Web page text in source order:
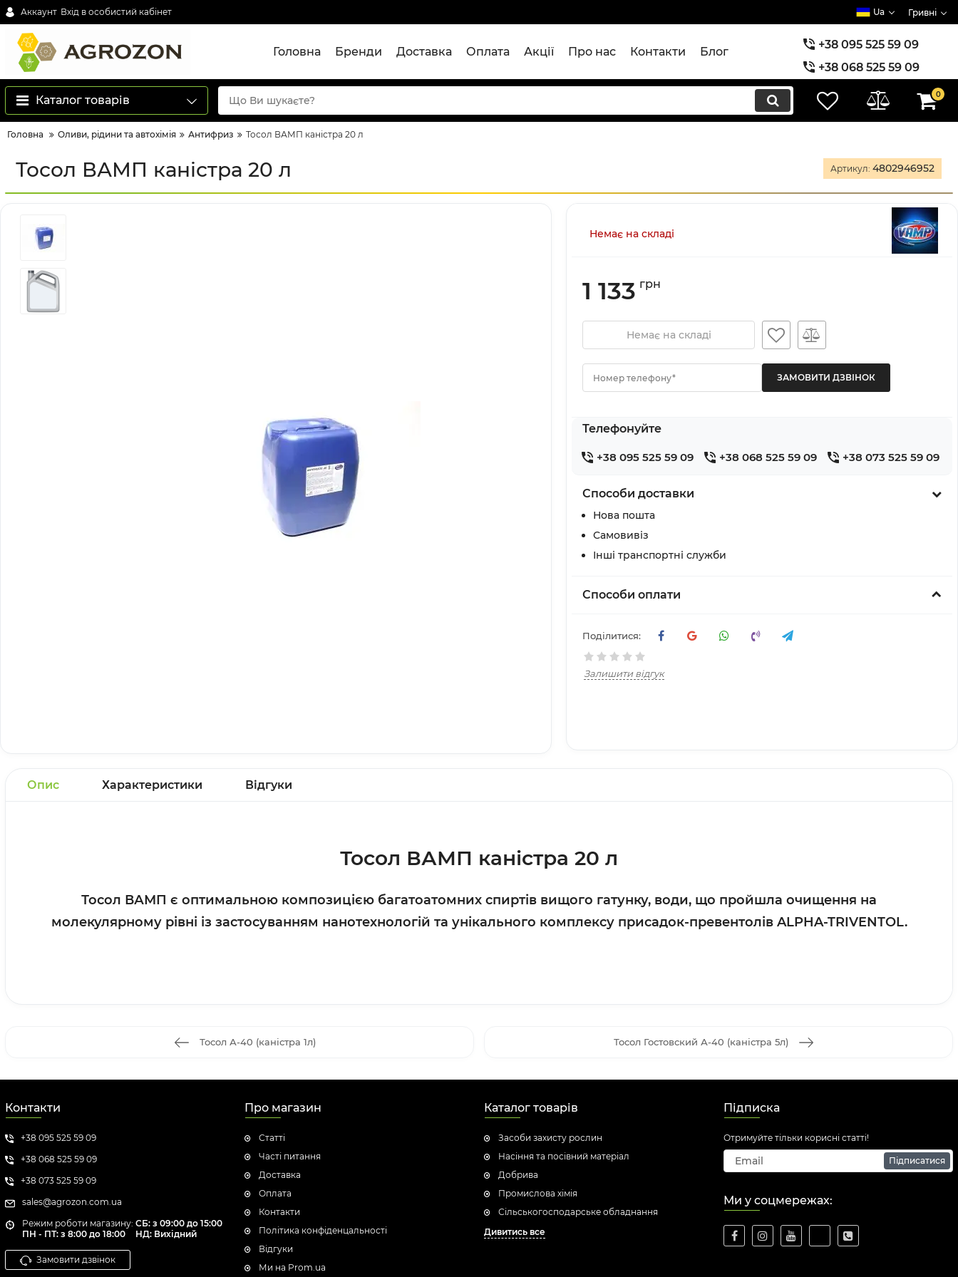
Аккаунт Вхід в особистий кабінет Ua Гривні
Головна Бренди Доставка Оплата Акції Про нас Контакти Блог
+38 095 525 59 09
+38 068 525 59 09
+38 073 525 59 09
Каталог товарів 0
Головна Оливи, рідини та автохімія Антифриз Тосол ВАМП каністра 20 л
Тосол ВАМП каністра 20 л Артикул: 4802946952
Немає на складі
1 133 грн
Немає на складі
Номер телефону*
Телефонуйте
+38 095 525 59 09 +38 068 525 59 09 +38 073 525 59 09
Способи доставки
Нова пошта
Самовивіз
Інші транспортні служби
Способи оплати
Поділитися:
Залишити відгук
Опис Характеристики Відгуки
Тосол ВАМП каністра 20 л
Тосол ВАМП є оптимальною композицією багатоатомних спиртів вищого гатунку, води, що пройшла очищення на
молекулярному рівні із застосуванням нанотехнологій та унікального комплексу присадок-превентолів ALPHA-TRIVENTOL.
Тосол А-40 (каністра 1л) Тосол Гостовский А-40 (каністра 5л)
Контакти
+38 095 525 59 09
+38 068 525 59 09
+38 073 525 59 09
sales@agrozon.com.ua
Режим роботи магазину:
ПН - ПТ: з 8:00 до 18:00
СБ: з 09:00 до 15:00
НД: Вихідний
Замовити дзвінок
Про магазин
Статті
Часті питання
Доставка
Оплата
Контакти
Політика конфіденцальності
Відгуки
Ми на Prom.ua
Каталог товарів
Засоби захисту рослин
Насіння та посівний матеріал
Добрива
Промислова хімія
Сільськогосподарське обладнання
Дивитись все
Підписка
Отримуйте тільки корисні статті!
Підписатися
Ми у соцмережах: